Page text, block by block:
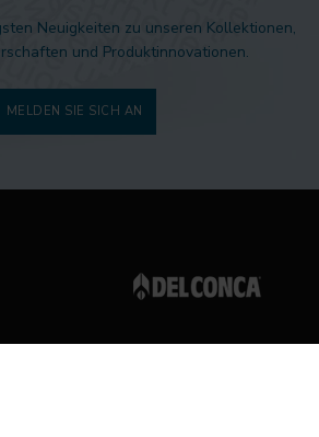
Neuigkeiten zu unseren Kollektionen,
und Produktinnovationen.
MELDEN SIE SICH AN